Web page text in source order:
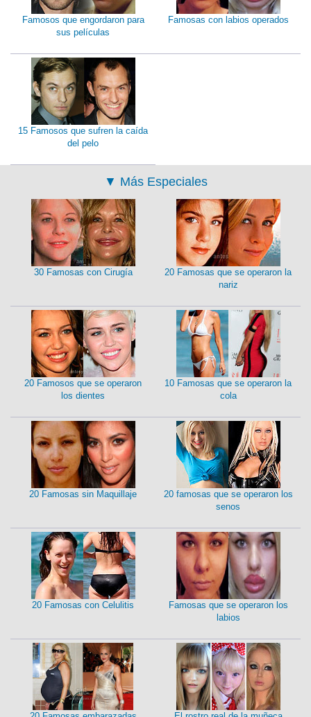
Famosos que engordaron para
sus películas
Famosas con labios operados
15 Famosos que sufren la caída
del pelo
▼ Más Especiales
30 Famosas con Cirugía
20 Famosas que se operaron la
nariz
20 Famosos que se operaron
los dientes
10 Famosas que se operaron la
cola
20 Famosas sin Maquillaje
20 famosas que se operaron los
senos
20 Famosas con Celulitis
Famosas que se operaron los
labios